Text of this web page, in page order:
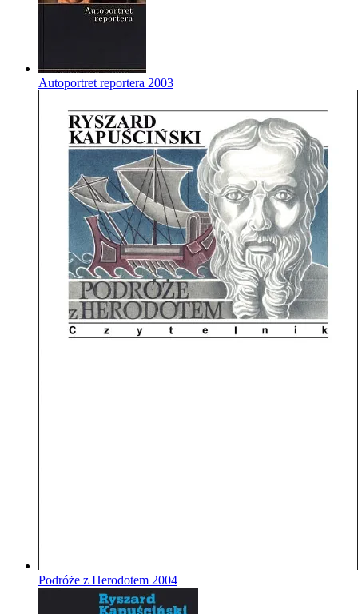
Autoportret reportera 2003
Podróże z Herodotem 2004